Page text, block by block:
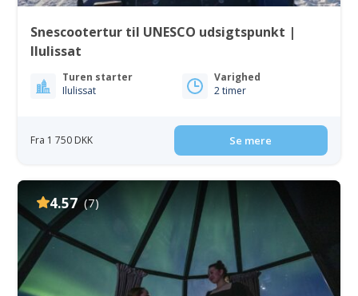
Snescootertur til UNESCO udsigtspunkt |
Ilulissat
Turen starter
Ilulissat
Varighed
2 timer
Fra 1 750 DKK Se mere
4.57 (7)